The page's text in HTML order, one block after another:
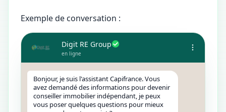
Exemple de conversation :
Digit RE Group
en ligne
Bonjour, je suis l'assistant Capifrance. Vous
avez demandé des informations pour devenir
conseiller immobilier indépendant, je peux
vous poser quelques questions pour mieux